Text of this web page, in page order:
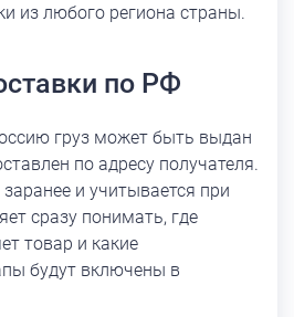
из любого региона страны.
по РФ
груз может быть выдан
по адресу получателя.
и учитывается при
сразу понимать, где
товар и какие
будут включены в